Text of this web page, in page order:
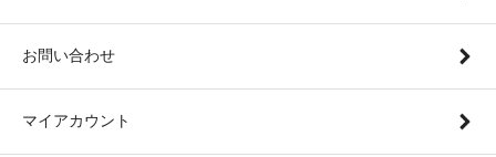
お問い合わせ
マイアカウント